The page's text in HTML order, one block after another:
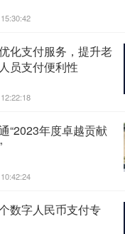
化支付服务，提升老
员支付便利性
“2023年度卓越贡献
数字人民币支付专